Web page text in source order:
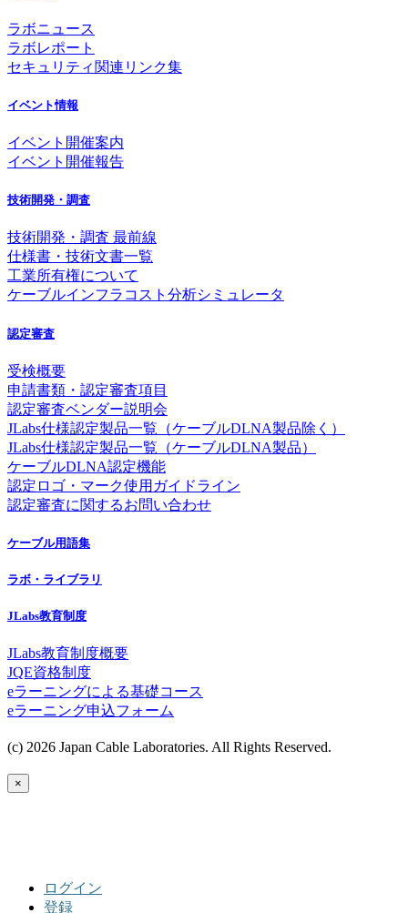
ラボニュース
ラボレポート
セキュリティ関連リンク集
イベント情報
イベント開催案内
イベント開催報告
技術開発・調査
技術開発・調査 最前線
仕様書・技術文書一覧
工業所有権について
ケーブルインフラコスト分析シミュレータ
認定審査
受検概要
申請書類・認定審査項目
認定審査ベンダー説明会
JLabs仕様認定製品一覧（ケーブルDLNA製品除く）
JLabs仕様認定製品一覧（ケーブルDLNA製品）
ケーブルDLNA認定機能
認定ロゴ・マーク使用ガイドライン
認定審査に関するお問い合わせ
ケーブル用語集
ラボ・ライブラリ
JLabs教育制度
JLabs教育制度概要
JQE資格制度
eラーニングによる基礎コース
eラーニング申込フォーム
(c) 2026 Japan Cable Laboratories. All Rights Reserved.
×
ログイン
登録